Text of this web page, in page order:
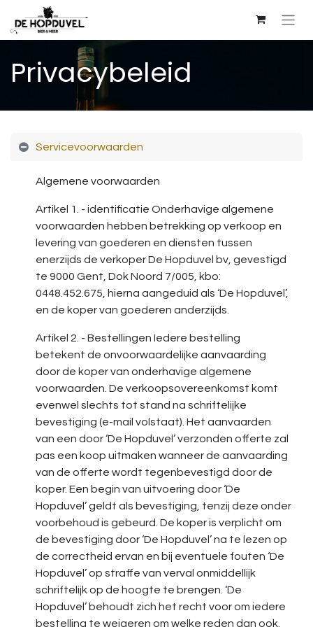
Privacybeleid
Servicevoorwaarden
Algemene voorwaarden
Artikel 1. - identificatie Onderhavige algemene
voorwaarden hebben betrekking op verkoop en
levering van goederen en diensten tussen
enerzijds de verkoper De Hopduvel bv, gevestigd
te 9000 Gent, Dok Noord 7/005, kbo:
0448.452.675, hierna aangeduid als ‘De Hopduvel’,
en de koper van goederen anderzijds.
Artikel 2. - Bestellingen Iedere bestelling
betekent de onvoorwaardelijke aanvaarding
door de koper van onderhavige algemene
voorwaarden. De verkoopsovereenkomst komt
evenwel slechts tot stand na schriftelijke
bevestiging (e-mail volstaat). Het aanvaarden
van een door ‘De Hopduvel’ verzonden offerte zal
pas een koop uitmaken wanneer de aanvaarding
van de offerte wordt tegenbevestigd door de
koper. Een begin van uitvoering door ‘De
Hopduvel’ geldt als bevestiging, tenzij deze onder
voorbehoud is gebeurd. De koper is verplicht om
de bevestiging door ‘De Hopduvel’ na te lezen op
de correctheid ervan en bij eventuele fouten ‘De
Hopduvel’ op straffe van verval onmiddellijk
schriftelijk op de hoogte te brengen. ‘De
Hopduvel’ behoudt zich het recht voor om iedere
bestelling te weigeren om welke reden dan ook.